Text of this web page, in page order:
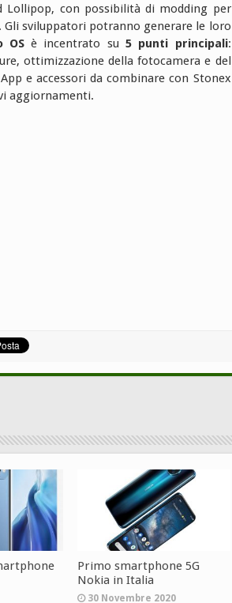
Lollipop, con possibilità di modding per
Gli sviluppatori potranno generare le loro
OSè incentrato su 5 punti principali:
ottimizzazione della fotocamera e del
e accessori da combinare con Stonex
aggiornamenti.
Primo smartphone 5G
Nokia in Italia
30 Novembre 2020